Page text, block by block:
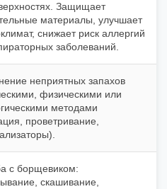
Защищает
материалы, улучшает
снижает риск аллергий
заболеваний.
неприятных запахов
физическими или
методами
проветривание,
с борщевиком:
скашивание,